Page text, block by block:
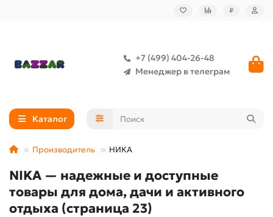
₽
+7 (499) 404-26-48
Менеджер в телеграм
Каталог
Производитель НИКА
NIKA — надежные и доступные
товары для дома, дачи и активного
отдыха (страница 23)